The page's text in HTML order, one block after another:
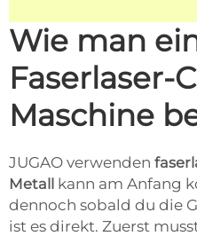
Wie man
Faserlaser-
Maschine
JUGAO verwenden
Metall kann am Anfang
dennoch sobald du die
ist es direkt. Zuerst